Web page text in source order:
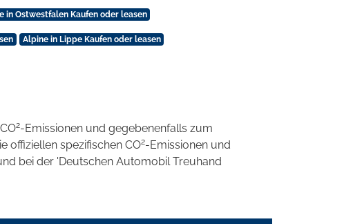
in Ostwestfalen Kaufen oder leasen
Alpine in Lippe Kaufen oder leasen
2-Emissionen und gegebenenfalls zum
offiziellen spezifischen CO2-Emissionen und
bei der 'Deutschen Automobil Treuhand